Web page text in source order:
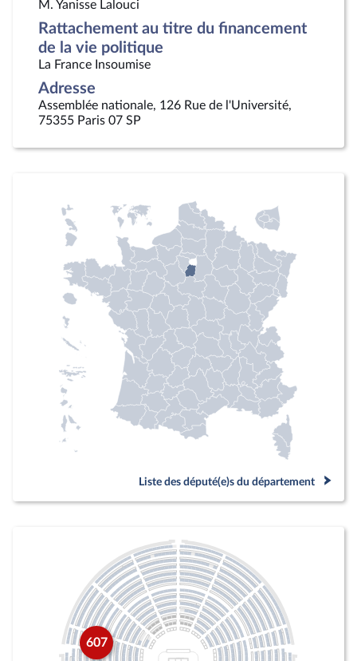
M. Yanisse Lalouci
Rattachement au titre du financement
de la vie politique
La France Insoumise
Adresse
Assemblée nationale, 126 Rue de l'Université,
75355 Paris 07 SP
Liste des député(e)s du département
607